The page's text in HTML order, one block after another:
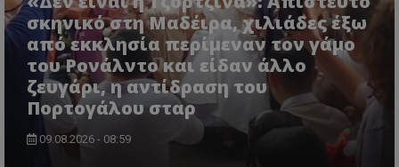
σκηνικό στη Μαδέιρα, χιλιάδες έξω
από εκκλησία περίμεναν τον γάμο
του Ρονάλντο και είδαν άλλο
ζευγάρι, η αντίδραση του
Πορτογάλου σταρ
09.08.2026 - 08:59